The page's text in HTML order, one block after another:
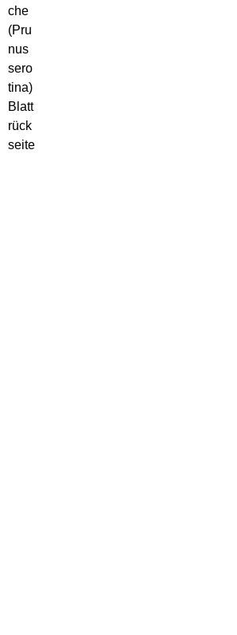
che
(Pru
nus
sero
tina)
Blatt
rück
seite